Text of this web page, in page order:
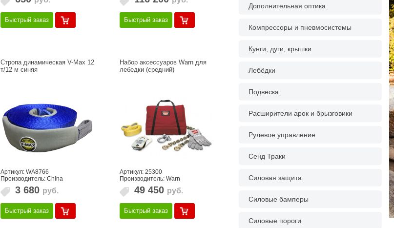
Быстрый заказ Быстрый заказ
Стропа динамическая V-Max 12
т/12 м синяя
Артикул: WA8766
Производитель: China
3 680 руб.
Быстрый заказ
Набор аксессуаров Warn для
лебедки (средний)
Артикул: 25300
Производитель: Warn
49 450 руб.
Быстрый заказ
Дополнительная оптика
Компрессоры и пневмосистемы
Кунги, дуги, крышки
Лебёдки
Подвеска
Расширители арок и брызговики
Рулевое управление
Сенд Траки
Силовая защита
Силовые бамперы
Силовые пороги